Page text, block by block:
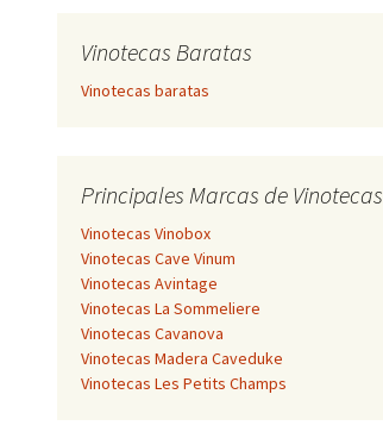
Vinotecas Baratas
Vinotecas baratas
Principales Marcas de Vinotecas
Vinotecas Vinobox
Vinotecas Cave Vinum
Vinotecas Avintage
Vinotecas La Sommeliere
Vinotecas Cavanova
Vinotecas Madera Caveduke
Vinotecas Les Petits Champs